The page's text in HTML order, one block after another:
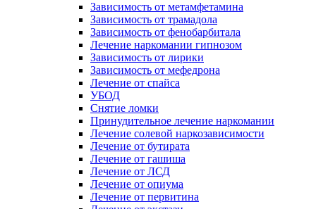
Зависимость от метамфетамина
Зависимость от трамадола
Зависимость от фенобарбитала
Лечение наркомании гипнозом
Зависимость от лирики
Зависимость от мефедрона
Лечение от спайса
УБОД
Снятие ломки
Принудительное лечение наркомании
Лечение солевой наркозависимости
Лечение от бутирата
Лечение от гашиша
Лечение от ЛСД
Лечение от опиума
Лечение от первитина